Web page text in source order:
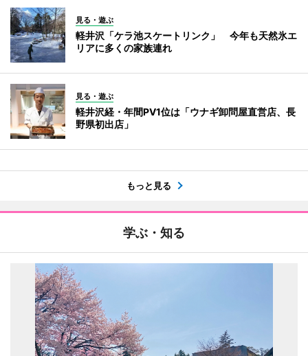
見る・遊ぶ
軽井沢「ケラ池スケートリンク」 今年も天然氷エ
リアに多くの家族連れ
見る・遊ぶ
軽井沢経・年間PV1位は「ウナギ卸問屋直営店、長
野県初出店」
もっと見る
学ぶ・知る